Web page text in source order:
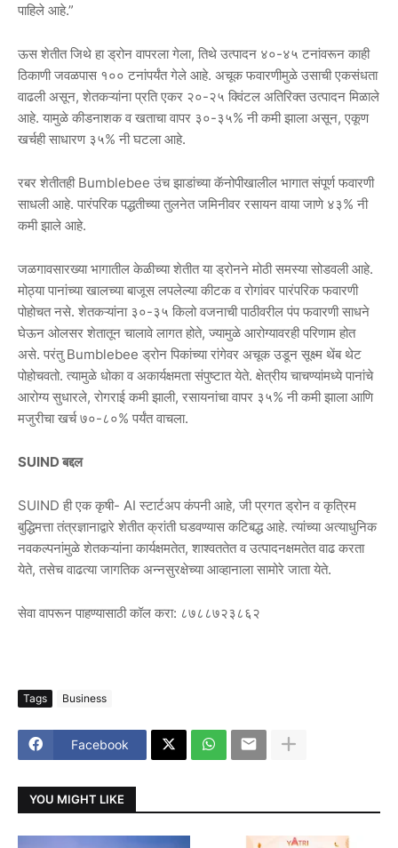
पाहिले आहे.”
ऊस शेतीत जिथे हा ड्रोन वापरला गेला, तिथे उत्पादन ४०-४५ टनांवरून काही
ठिकाणी जवळपास १०० टनांपर्यंत गेले आहे. अचूक फवारणीमुळे उसाची एकसंधता
वाढली असून, शेतकऱ्यांना प्रति एकर २०-२५ क्विंटल अतिरिक्त उत्पादन मिळाले
आहे. यामुळे कीडनाशक व खताचा वापर ३०-३५% नी कमी झाला असून, एकूण
खर्चही साधारण ३५% नी घटला आहे.
रबर शेतीतही Bumblebee उंच झाडांच्या कॅनोपीखालील भागात संपूर्ण फवारणी
साधली आहे. पारंपरिक पद्धतीच्या तुलनेत जमिनीवर रसायन वाया जाणे ४३% नी
कमी झाले आहे.
जळगावसारख्या भागातील केळीच्या शेतीत या ड्रोनने मोठी समस्या सोडवली आहे.
मोठ्या पानांच्या खालच्या बाजूस लपलेल्या कीटक व रोगांवर पारंपरिक फवारणी
पोहोचत नसे. शेतकऱ्यांना ३०-३५ किलो वजनाची पाठीवरील पंप फवारणी साधने
घेऊन ओलसर शेतातून चालावे लागत होते, ज्यामुळे आरोग्यावरही परिणाम होत
असे. परंतु Bumblebee ड्रोन पिकांच्या रांगेवर अचूक उडून सूक्ष्म थेंब थेट
पोहोचवतो. त्यामुळे धोका व अकार्यक्षमता संपुष्टात येते. क्षेत्रीय चाचण्यांमध्ये पानांचे
आरोग्य सुधारले, रोगराई कमी झाली, रसायनांचा वापर ३५% नी कमी झाला आणि
मजुरीचा खर्च ७०-८०% पर्यंत वाचला.
SUIND बद्दल
SUIND ही एक कृषी- AI स्टार्टअप कंपनी आहे, जी प्रगत ड्रोन व कृत्रिम
बुद्धिमत्ता तंत्रज्ञानाद्वारे शेतीत क्रांती घडवण्यास कटिबद्ध आहे. त्यांच्या अत्याधुनिक
नवकल्पनांमुळे शेतकऱ्यांना कार्यक्षमतेत, शाश्वततेत व उत्पादनक्षमतेत वाढ करता
येते, तसेच वाढत्या जागतिक अन्नसुरक्षेच्या आव्हानाला सामोरे जाता येते.
सेवा वापरून पाहण्यासाठी कॉल करा: ८७८८७२३८६२
Tags Business
Facebook
YOU MIGHT LIKE